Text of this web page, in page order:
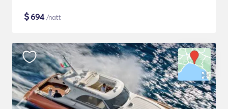
$694/natt